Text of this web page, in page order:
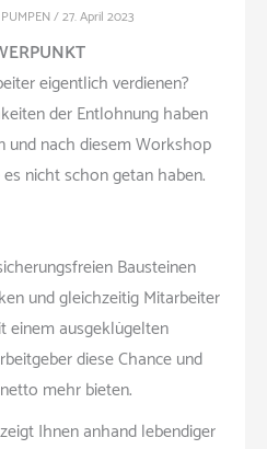
/27. April 2023
eigentlich verdienen?
der Entlohnung haben
und nach diesem Workshop
nicht schon getan haben.
Bausteinen
und gleichzeitig Mitarbeiter
einem ausgeklügelten
diese Chance und
mehr bieten.
Ihnen anhand lebendiger